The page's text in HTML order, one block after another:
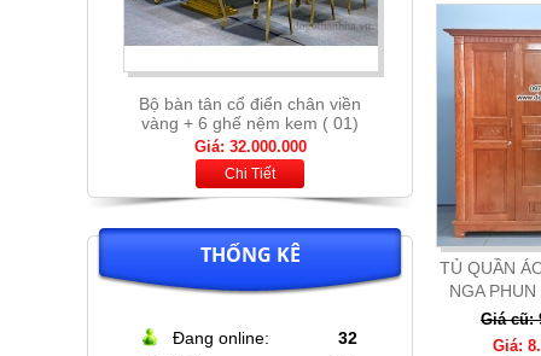
Bộ bàn thông minh mặt đá nhập
khẩu + 6 ghế nệm cam xám
Giá: 13.900.000
Chi Tiết
THỐNG KÊ
Đang online:
32
TỦ QUẦN
NGA
Giá cũ:
Giá: